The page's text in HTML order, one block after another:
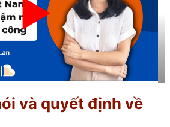
và quyết định về